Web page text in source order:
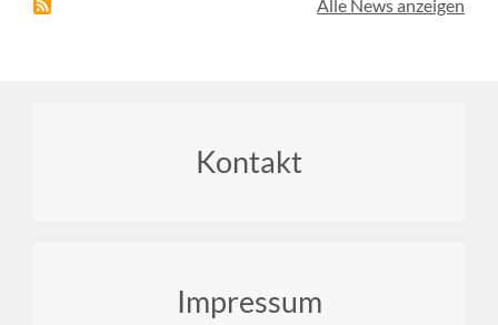
Alle News anzeigen
Kontakt
Impressum